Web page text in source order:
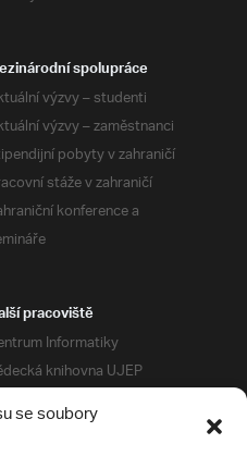
se soubory
spolupráce
výzvy – studenti
výzvy – zaměstnanci
pobyty v zahraničí
stáže v zahraničí
konference a
pracoviště
Informatiky
knihovna UJEP
Správa kolejí a menz
centrum podpory